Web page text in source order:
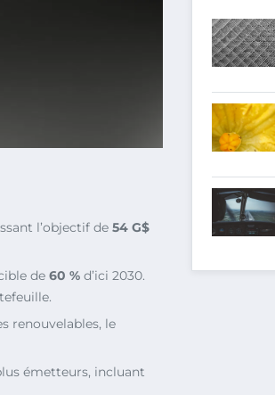
l’objectif de 54 G$
de 60 % d’ici 2030.
renouvelables, le
émetteurs, incluant